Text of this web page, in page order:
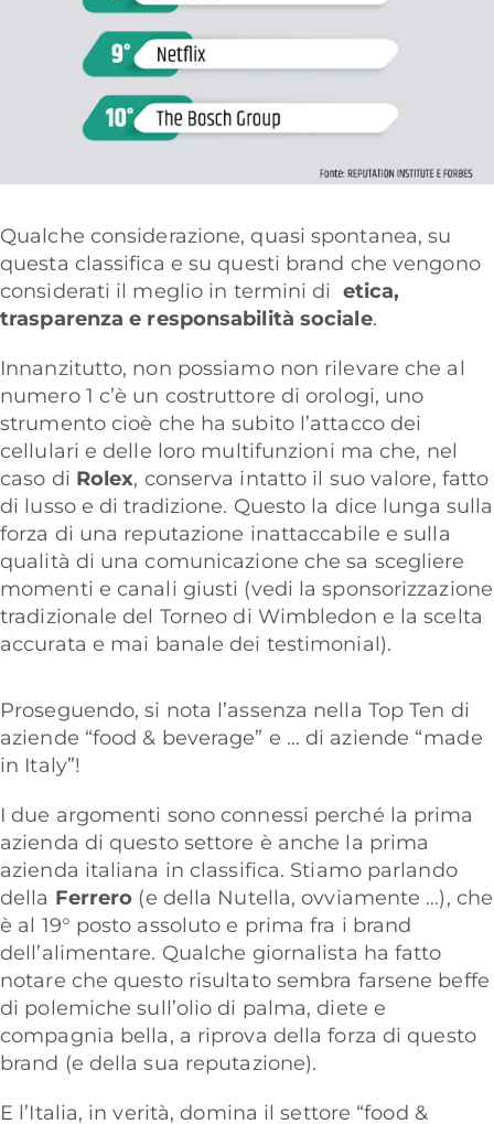
Qualche considerazione, quasi spontanea, su
questa classifica e su questi brand che vengono
considerati il meglio in termini di etica,
trasparenza e responsabilità sociale.
Innanzitutto, non possiamo non rilevare che al
numero 1 c’è un costruttore di orologi, uno
strumento cioè che ha subito l’attacco dei
cellulari e delle loro multifunzioni ma che, nel
caso di Rolex, conserva intatto il suo valore, fatto
di lusso e di tradizione. Questo la dice lunga sulla
forza di una reputazione inattaccabile e sulla
qualità di una comunicazione che sa scegliere
momenti e canali giusti (vedi la sponsorizzazione
tradizionale del Torneo di Wimbledon e la scelta
accurata e mai banale dei testimonial).
Proseguendo, si nota l’assenza nella Top Ten di
aziende “food & beverage” e … di aziende “made
in Italy”!
I due argomenti sono connessi perché la prima
azienda di questo settore è anche la prima
azienda italiana in classifica. Stiamo parlando
della Ferrero (e della Nutella, ovviamente …), che
è al 19° posto assoluto e prima fra i brand
dell’alimentare. Qualche giornalista ha fatto
notare che questo risultato sembra farsene beffe
di polemiche sull’olio di palma, diete e
compagnia bella, a riprova della forza di questo
brand (e della sua reputazione).
E l’Italia, in verità, domina il settore “food &